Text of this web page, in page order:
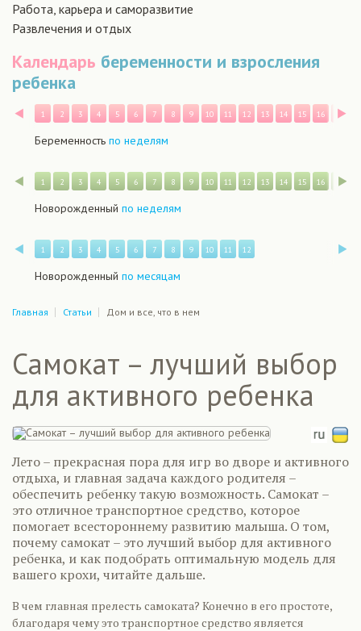
Работа, карьера и саморазвитие
Развлечения и отдых
Календарь беременности и взросления
ребенка
Назад
1 2 3 4 5 6 7 8 9 10 11 12 13 14 15 16 17
Беременность по неделям
Назад
1 2 3 4 5 6 7 8 9 10 11 12 13 14 15 16 17
Новорожденный по неделям
Назад
1 2 3 4 5 6 7 8 9 10 11 12
Новорожденный по месяцам
Главная Статьи Дом и все, что в нем
Самокат – лучший выбор
для активного ребенка
Лето – прекрасная пора для игр во дворе и активного
отдыха, и главная задача каждого родителя –
обеспечить ребенку такую возможность. Самокат –
это отличное транспортное средство, которое
помогает всестороннему развитию малыша. О том,
почему самокат – это лучший выбор для активного
ребенка, и как подобрать оптимальную модель для
вашего крохи, читайте дальше.
В чем главная прелесть самоката? Конечно в его простоте,
благодаря чему это транспортное средство является